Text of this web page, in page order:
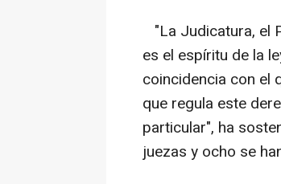
"La Judicatura, el
es el espíritu de la
coincidencia con el
que regula este
particular", ha
juezas y ocho se